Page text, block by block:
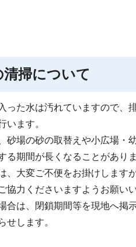
掃について
た水は汚れていますので、
います。
砂場の砂の取替えや小広場・
る期間が長くなることがありま
大変ご不便をお掛けします
協力くださいますようお願いい
は、閉鎖期間等を現地へ掲
せします。